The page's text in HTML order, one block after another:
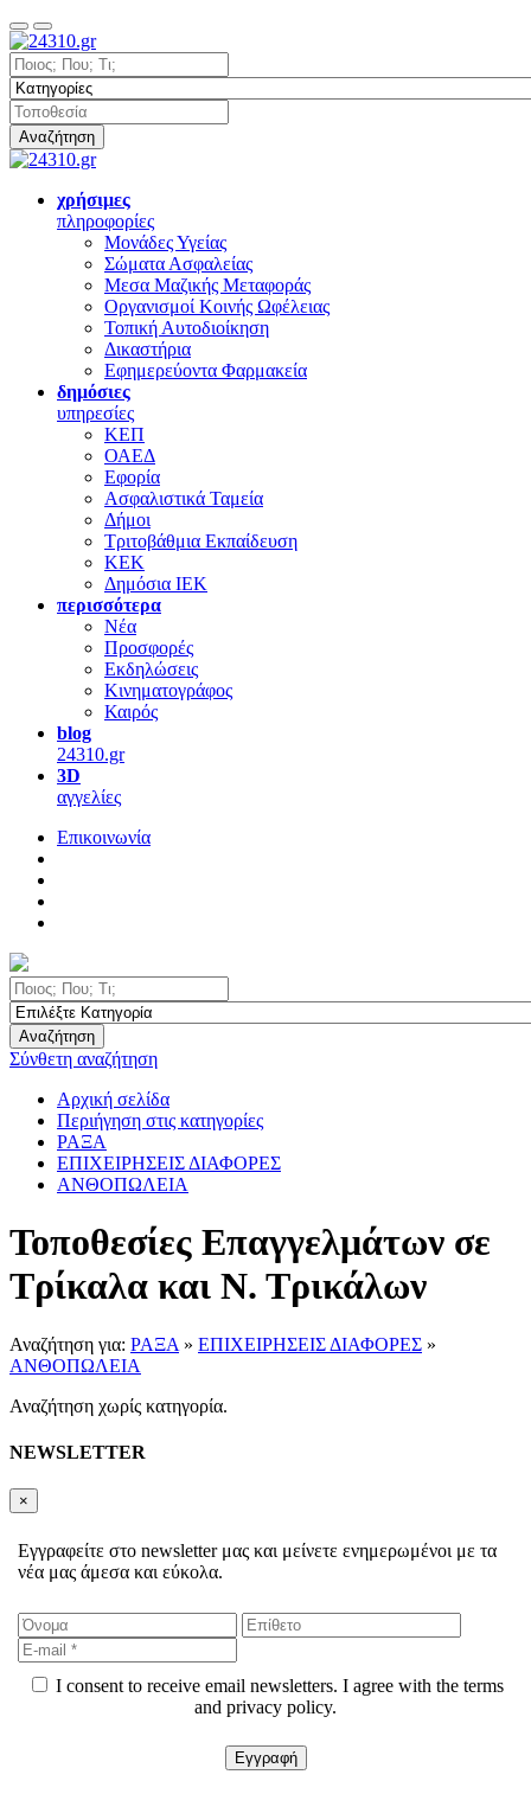
Αναζήτηση
χρήσιμες
πληροφορίες
Μονάδες Υγείας
Σώματα Ασφαλείας
Μεσα Μαζικής Μεταφοράς
Οργανισμοί Κοινής Ωφέλειας
Τοπική Αυτοδιοίκηση
Δικαστήρια
Εφημερεύοντα Φαρμακεία
δημόσιες
υπηρεσίες
ΚΕΠ
ΟΑΕΔ
Εφορία
Ασφαλιστικά Ταμεία
Δήμοι
Τριτοβάθμια Εκπαίδευση
ΚΕΚ
Δημόσια ΙΕΚ
περισσότερα
Νέα
Προσφορές
Εκδηλώσεις
Κινηματογράφος
Καιρός
blog
24310.gr
3D
αγγελίες
Επικοινωνία
Αναζήτηση
Σύνθετη αναζήτηση
Αρχική σελίδα
Περιήγηση στις κατηγορίες
ΡΑΞΑ
ΕΠΙΧΕΙΡΗΣΕΙΣ ΔΙΑΦΟΡΕΣ
ΑΝΘΟΠΩΛΕΙΑ
Τοποθεσίες Επαγγελμάτων σε
Τρίκαλα και Ν. Τρικάλων
Αναζήτηση για: ΡΑΞΑ » ΕΠΙΧΕΙΡΗΣΕΙΣ ΔΙΑΦΟΡΕΣ »
ΑΝΘΟΠΩΛΕΙΑ
Αναζήτηση χωρίς κατηγορία.
NEWSLETTER
×
Εγγραφείτε στο newsletter μας και μείνετε ενημερωμένοι με τα
νέα μας άμεσα και εύκολα.
I consent to receive email newsletters. I agree with the terms
and privacy policy.